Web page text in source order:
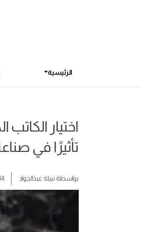
الرئيسية
اختيار
تأثيرًا في
بواسطةنبيلة عبدالجواد 14